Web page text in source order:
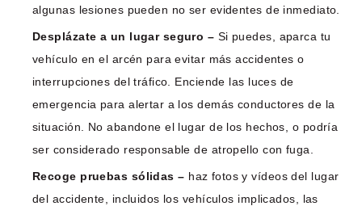
algunas lesiones pueden no ser evidentes de inmediato.
Desplázate a un lugar seguro – Si puedes, aparca tu
vehículo en el arcén para evitar más accidentes o
interrupciones del tráfico. Enciende las luces de
emergencia para alertar a los demás conductores de la
situación. No abandone el lugar de los hechos, o podría
ser considerado responsable de atropello con fuga.
Recoge pruebas sólidas – haz fotos y vídeos del lugar
del accidente, incluidos los vehículos implicados, las